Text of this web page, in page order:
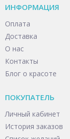
ИНФОРМАЦИЯ
Оплата
Доставка
О нас
Контакты
Блог о красоте
ПОКУПАТЕЛЬ
Личный кабинет
История заказов